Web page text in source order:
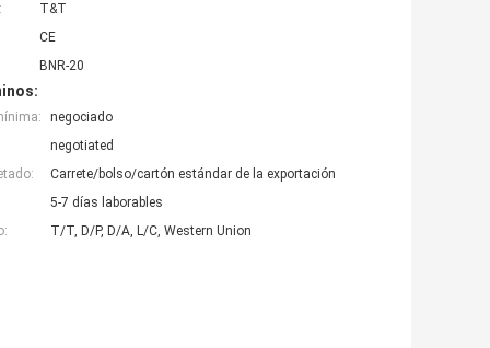
T&T
CE
BNR-20
negociado
negotiated
Carrete/bolso/cartón estándar de la exportación
5-7 días laborables
T/T, D/P, D/A, L/C, Western Union